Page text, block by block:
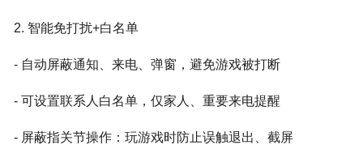
2. 智能免打扰+白名单
- 自动屏蔽通知、来电、弹窗，避免游戏被打断
- 可设置联系人白名单，仅家人、重要来电提醒
- 屏蔽指关节操作：玩游戏时防止误触退出、截屏